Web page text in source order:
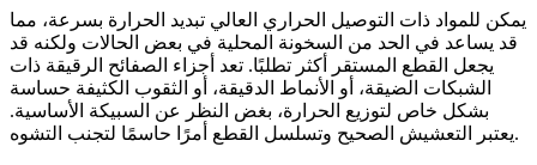
يمكن للمواد ذات التوصيل الحراري العالي تبديد الحرارة بسرعة، مما
قد يساعد في الحد من السخونة المحلية في بعض الحالات ولكنه قد
يجعل القطع المستقر أكثر تطلبًا. تعد أجزاء الصفائح الرقيقة ذات
الشبكات الضيقة، أو الأنماط الدقيقة، أو الثقوب الكثيفة حساسة
بشكل خاص لتوزيع الحرارة، بغض النظر عن السبيكة الأساسية.
يعتبر التعشيش الصحيح وتسلسل القطع أمرًا حاسمًا لتجنب التشوه.